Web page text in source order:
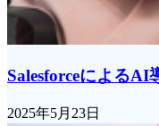
Salesforceによる
2025年5月23日